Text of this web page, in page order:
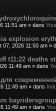
11:51 am » dans
explosion
07, 2026 11:50 am »
t11:22 deaths
11:49 am » dans
11:49 am » dans
11:49 am » dans